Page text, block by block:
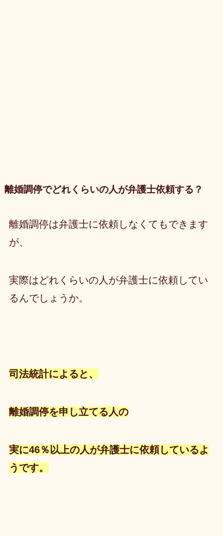
離婚調停でどれくらいの人が弁護士依頼する？
離婚調停は弁護士に依頼しなくてもできます
が、
実際はどれくらいの人が弁護士に依頼してい
るんでしょうか。
司法統計によると、
離婚調停を申し立てる人の
実に46％以上の人が弁護士に依頼しているよ
うです。